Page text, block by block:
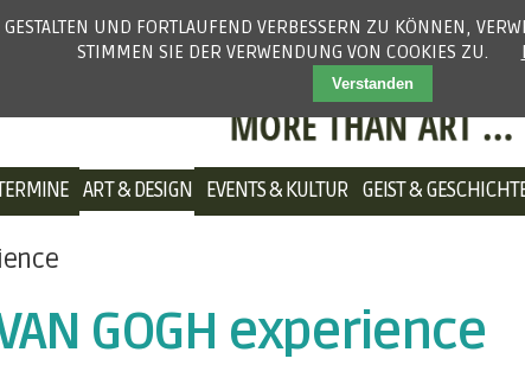
NAVIGATION
ART & DESIGN EVENTS & KULTUR GEIST &
GOGH experience
UND FORTLAUFEND VERBESSERN ZU KÖNNEN,
STIMMEN SIE DER VERWENDUNG VON COOKIES ZU.
Verstanden